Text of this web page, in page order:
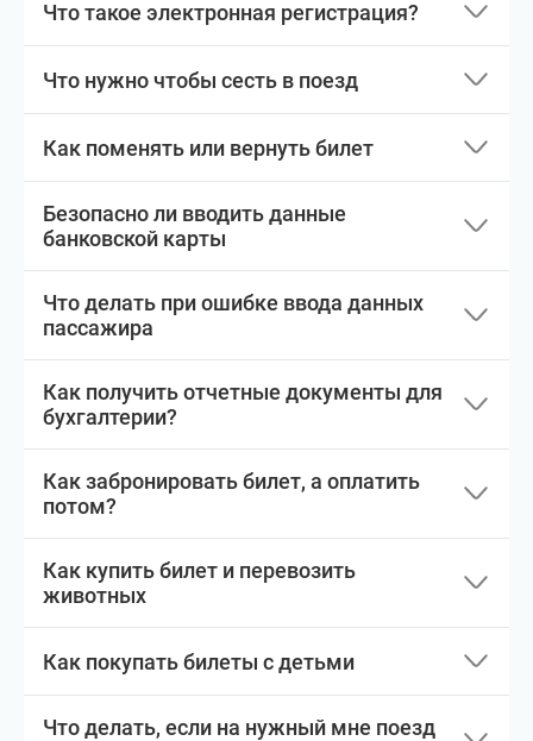
Что такое электронная регистрация?
Что нужно чтобы сесть в поезд
Как поменять или вернуть билет
Безопасно ли вводить данные
банковской карты
Что делать при ошибке ввода данных
пассажира
Как получить отчетные документы для
бухгалтерии?
Как забронировать билет, а оплатить
потом?
Как купить билет и перевозить
животных
Как покупать билеты с детьми
Что делать, если на нужный мне поезд